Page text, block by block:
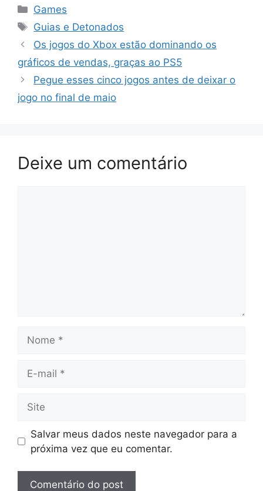
Categorias
Games
Tags
Guias e Detonados
Os jogos do Xbox estão dominando os
gráficos de vendas, graças ao PS5
Pegue esses cinco jogos antes de deixar o
jogo no final de maio
Deixe um comentário
mail
Salvar meus dados neste navegador para a
próxima vez que eu comentar.